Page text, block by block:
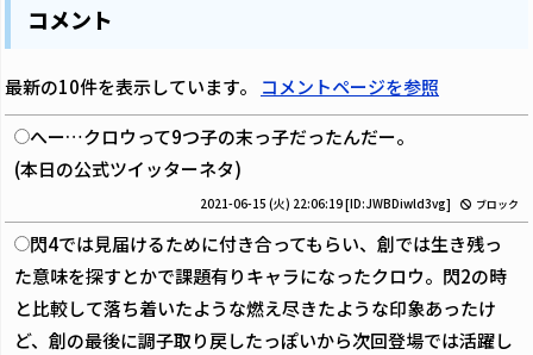
コメント
最新の10件を表示しています。 コメントページを参照
へー…クロウって9つ子の末っ子だったんだー。
(本日の公式ツイッターネタ)
2021-06-15 (火) 22:06:19[ID:JWBDiwld3vg] ブロック
閃4では見届けるために付き合ってもらい、創では生き残っ
た意味を探すとかで課題有りキャラになったクロウ。閃2の時
と比較して落ち着いたような燃え尽きたような印象あったけ
ど、創の最後に調子取り戻したっぽいから次回登場では活躍し